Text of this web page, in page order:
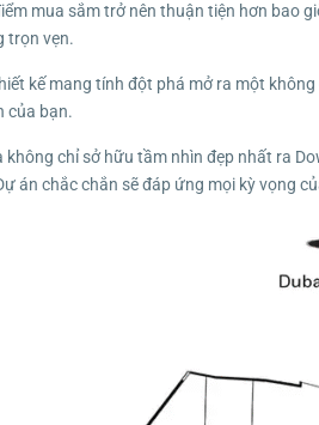
mua sắm trở nên thuận tiện hơn bao
trọn vẹn.
kế mang tính đột phá mở ra một
của bạn.
chỉ sở hữu tầm nhìn đẹp nhất ra
án chắc chắn sẽ đáp ứng mọi kỳ vọng